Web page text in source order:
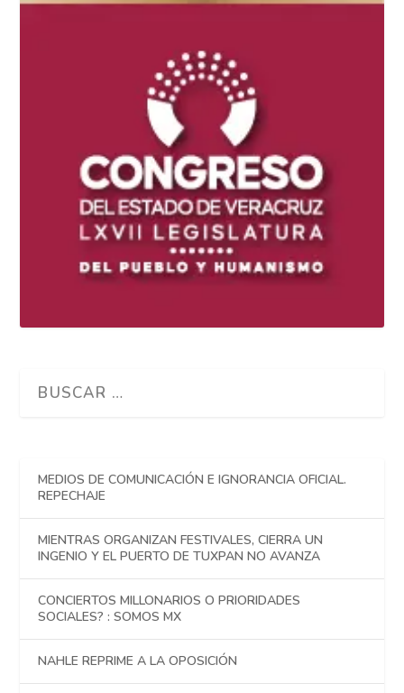
MEDIOS DE COMUNICACIÓN E IGNORANCIA OFICIAL.
REPECHAJE
MIENTRAS ORGANIZAN FESTIVALES, CIERRA UN
INGENIO Y EL PUERTO DE TUXPAN NO AVANZA
CONCIERTOS MILLONARIOS O PRIORIDADES
SOCIALES? : SOMOS MX
NAHLE REPRIME A LA OPOSICIÓN